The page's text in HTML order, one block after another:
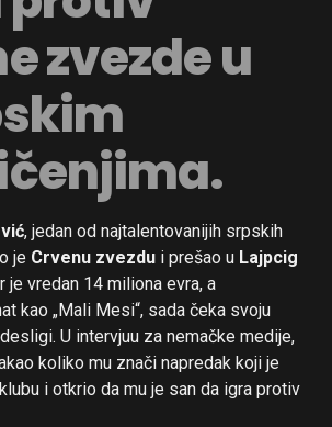
zvezde u
, jedan od najtalentovanijih srpskih
je Crvenu zvezdu i prešao u Lajpcig
je vredan 14 miliona evra, a
kao „Mali Mesi“, sada čeka svoju
U intervjuu za nemačke medije,
koliko mu znači napredak koji je
i otkrio da mu je san da igra protiv